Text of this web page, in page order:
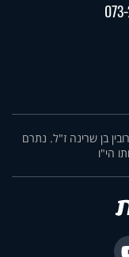
בן שרינה ז"ל. נתרם
הי"ו